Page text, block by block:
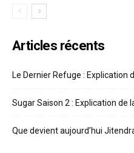
Articles récents
Le Dernier Refuge : Explication
Sugar Saison 2 : Explication de
Que devient aujourd’hui